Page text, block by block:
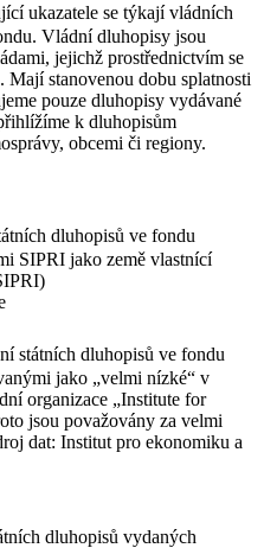
ukazatele se týkají vládních
Vládní dluhopisy jsou
jejichž prostřednictvím se
stanovenou dobu splatnosti
pouze dluhopisy vydávané
k dluhopisům
obcemi či regiony.
dluhopisů ve fondu
SIPRI jako země vlastnící
státních dluhopisů ve fondu
jako „velmi nízké“ v
organizace „Institute for
jsou považovány za velmi
dat: Institut pro ekonomiku a
dluhopisů vydaných